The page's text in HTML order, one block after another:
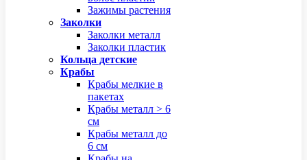
Зажимы растения
Заколки
Заколки металл
Заколки пластик
Кольца детские
Крабы
Крабы мелкие в
пакетах
Крабы металл > 6
см
Крабы металл до
6 см